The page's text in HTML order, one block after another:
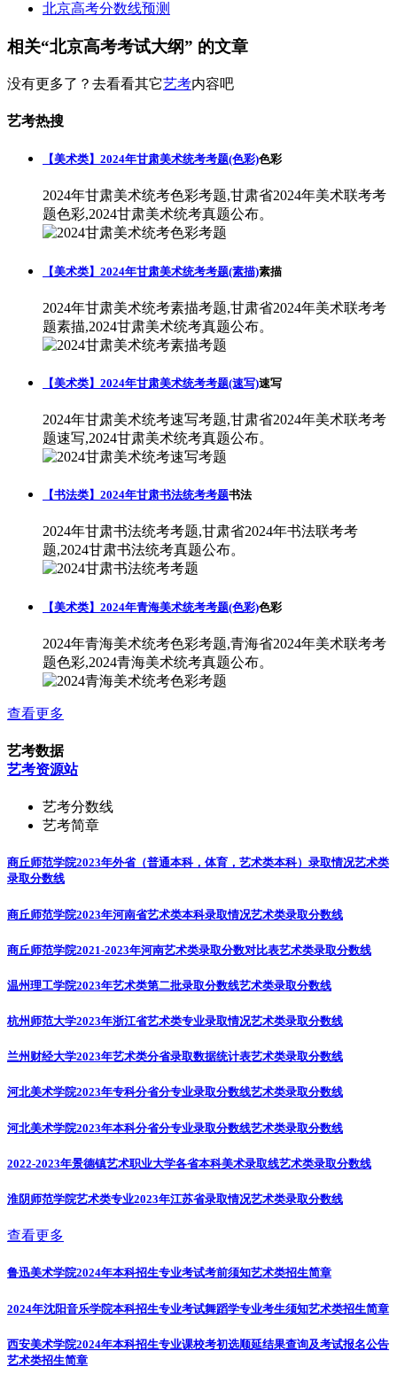
北京高考分数线预测
相关“北京高考考试大纲” 的文章
没有更多了？去看看其它艺考内容吧
艺考热搜
【美术类】2024年甘肃美术统考考题(色彩)色彩
2024年甘肃美术统考色彩考题,甘肃省2024年美术联考考
题色彩,2024甘肃美术统考真题公布。
【美术类】2024年甘肃美术统考考题(素描)素描
2024年甘肃美术统考素描考题,甘肃省2024年美术联考考
题素描,2024甘肃美术统考真题公布。
【美术类】2024年甘肃美术统考考题(速写)速写
2024年甘肃美术统考速写考题,甘肃省2024年美术联考考
题速写,2024甘肃美术统考真题公布。
【书法类】2024年甘肃书法统考考题书法
2024年甘肃书法统考考题,甘肃省2024年书法联考考
题,2024甘肃书法统考真题公布。
【美术类】2024年青海美术统考考题(色彩)色彩
2024年青海美术统考色彩考题,青海省2024年美术联考考
题色彩,2024青海美术统考真题公布。
查看更多
艺考数据
艺考资源站
艺考分数线
艺考简章
商丘师范学院2023年外省（普通本科，体育，艺术类本科）录取情况艺术类
录取分数线
商丘师范学院2023年河南省艺术类本科录取情况艺术类录取分数线
商丘师范学院2021-2023年河南艺术类录取分数对比表艺术类录取分数线
温州理工学院2023年艺术类第二批录取分数线艺术类录取分数线
杭州师范大学2023年浙江省艺术类专业录取情况艺术类录取分数线
兰州财经大学2023年艺术类分省录取数据统计表艺术类录取分数线
河北美术学院2023年专科分省分专业录取分数线艺术类录取分数线
河北美术学院2023年本科分省分专业录取分数线艺术类录取分数线
2022-2023年景德镇艺术职业大学各省本科美术录取线艺术类录取分数线
淮阴师范学院艺术类专业2023年江苏省录取情况艺术类录取分数线
查看更多
鲁迅美术学院2024年本科招生专业考试考前须知艺术类招生简章
2024年沈阳音乐学院本科招生专业考试舞蹈学专业考生须知艺术类招生简章
西安美术学院2024年本科招生专业课校考初选顺延结果查询及考试报名公告
艺术类招生简章